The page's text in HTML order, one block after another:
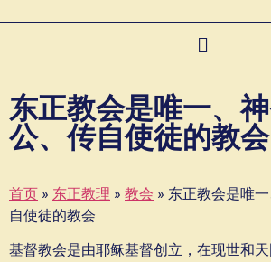
东正教会是唯一、
公、传自使徒的教会
首页 » 东正教理 » 教会 » 东正教会是唯
自使徒的教会
基督教会是由耶稣基督创立，在现世和